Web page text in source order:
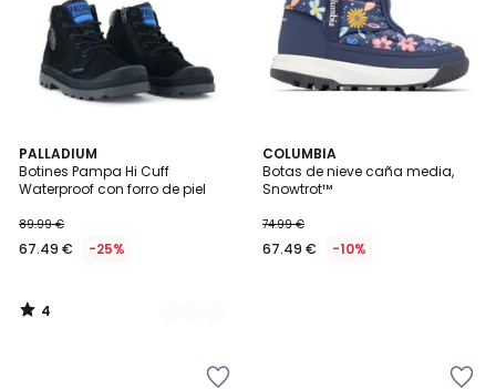
PALLADIUM
Botines Pampa Hi Cuff
Waterproof con forro de piel
89.99 €
67.49 € -25%
4
/
5
2
Colores
4
/
COLUMBIA
Botas de nieve caña media,
Snowtrot™
74.99 €
67.49 € -10%